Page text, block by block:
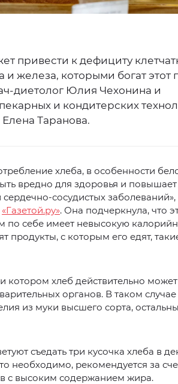
привести к дефициту
и железа, которыми богат этот
диетолог Юлия Чехонина и
и кондитерских
Таранова.
хлеба, в особенности
вредно для здоровья и
сосудистых
«Газетой.ру». Она подчеркнула, что
себе имеет невысокую
продукты, с которым его едят,
котором хлеб действительно
органов. В таком
из муки высшего сорта,
съедать три кусочка хлеба в
необходимо, рекомендуется за
с высоким содержанием жира.